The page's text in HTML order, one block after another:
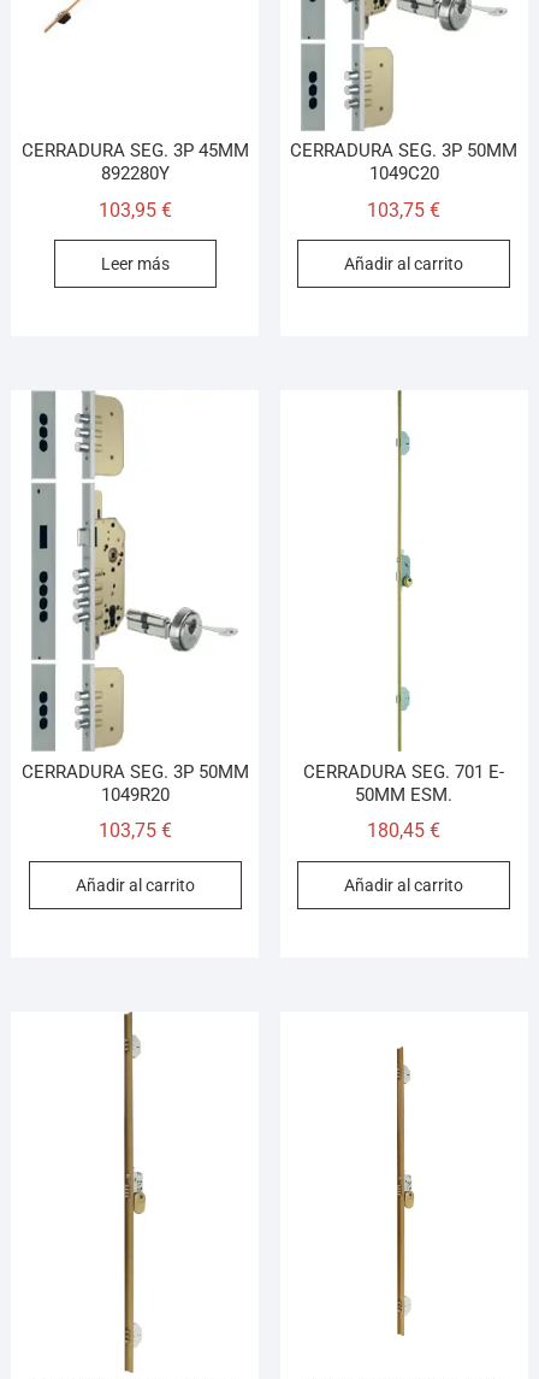
CERRADURA SEG. 3P 45MM
892280Y
103,95 €
Leer más
CERRADURA SEG. 3P 50MM
1049C20
103,75€
Añadir al carrito
CERRADURA SEG. 3P 50MM
1049R20
103,75 €
Añadir al carrito
CERRADURA SEG. 701 E-
50MM ESM.
180,45€
Añadir al carrito